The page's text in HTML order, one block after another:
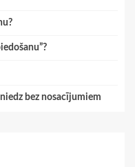
bez nosacījumiem